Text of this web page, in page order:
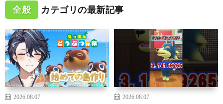
全般 カテゴリの最新記事
2026.08.07 2026.08.07